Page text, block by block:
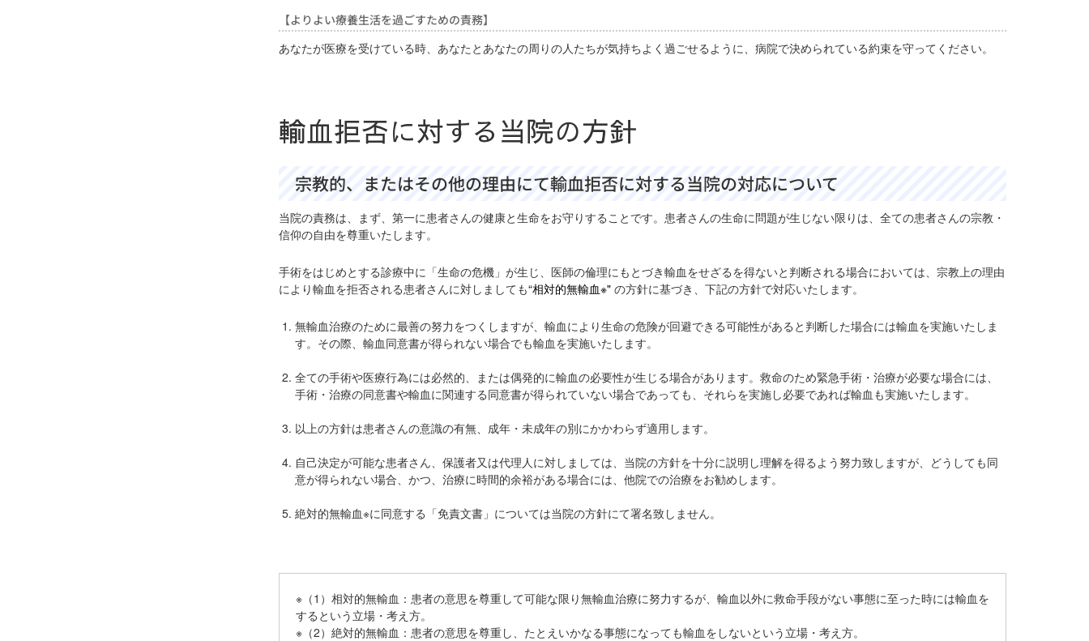
【よりよい療養生活を過ごすための責務】
あなたが医療を受けている時、あなたとあなたの周りの人たちが気持ちよく過ごせるように、病院で決められている約束を守ってください。
輸血拒否に対する当院の方針
宗教的、またはその他の理由にて輸血拒否に対する当院の対応について
当院の責務は、まず、第一に患者さんの健康と生命をお守りすることです。患者さんの生命に問題が生じない限りは、全ての患者さんの宗教・
信仰の自由を尊重いたします。
手術をはじめとする診療中に「生命の危機」が生じ、医師の倫理にもとづき輸血をせざるを得ないと判断される場合においては、宗教上の理由
により輸血を拒否される患者さんに対しましても“相対的無輸血※" の方針に基づき、下記の方針で対応いたします。
無輸血治療のために最善の努力をつくしますが、輸血により生命の危険が回避できる可能性があると判断した場合には輸血を実施いたしま
す。その際、輸血同意書が得られない場合でも輸血を実施いたします。
全ての手術や医療行為には必然的、または偶発的に輸血の必要性が生じる場合があります。救命のため緊急手術・治療が必要な場合には、
手術・治療の同意書や輸血に関連する同意書が得られていない場合であっても、それらを実施し必要であれば輸血も実施いたします。
以上の方針は患者さんの意識の有無、成年・未成年の別にかかわらず適用します。
自己決定が可能な患者さん、保護者又は代理人に対しましては、当院の方針を十分に説明し理解を得るよう努力致しますが、どうしても同
意が得られない場合、かつ、治療に時間的余裕がある場合には、他院での治療をお勧めします。
絶対的無輸血※に同意する「免責文書」については当院の方針にて署名致しません。
※（1）相対的無輸血：患者の意思を尊重して可能な限り無輸血治療に努力するが、輸血以外に救命手段がない事態に至った時には輸血を
するという立場・考え方。
※（2）絶対的無輸血：患者の意思を尊重し、たとえいかなる事態になっても輸血をしないという立場・考え方。